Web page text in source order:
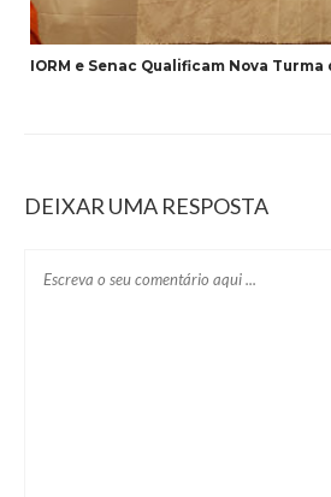
IORM e Senac Qualificam Nova
DEIXAR UMA RESPOSTA